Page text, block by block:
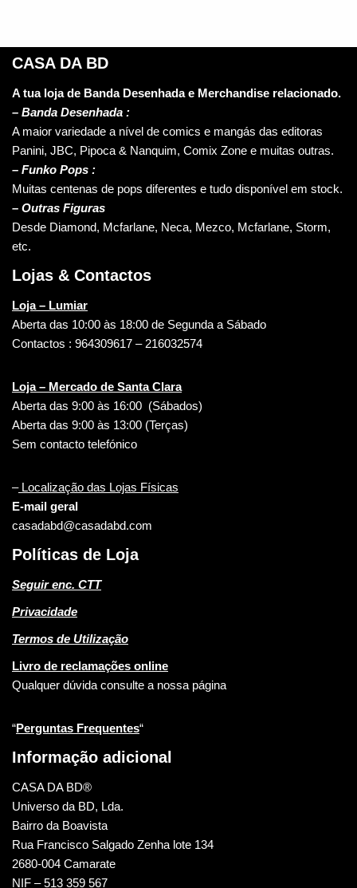
CASA DA BD
A tua loja de Banda Desenhada e Merchandise relacionado.
– Banda Desenhada :
A maior variedade a nível de comics e mangás das editoras
Panini, JBC, Pipoca & Nanquim, Comix Zone e muitas outras.
– Funko Pops :
Muitas centenas de pops diferentes e tudo disponível em stock.
– Outras Figuras
Desde Diamond, Mcfarlane, Neca, Mezco, Mcfarlane, Storm,
etc.
Lojas & Contactos
Loja – Lumiar
Aberta das 10:00 às 18:00 de Segunda a Sábado
Contactos : 964309617 – 216032574
Loja – Mercado de Santa Clara
Aberta das 9:00 às 16:00 (Sábados)
Aberta das 9:00 às 13:00 (Terças)
Sem contacto telefónico
–Localização das Lojas Físicas
E-mail geral
casadabd@casadabd.com
Políticas de Loja
Seguir enc. CTT
Privacidade
Termos de Utilização
Livro de reclamações online
Qualquer dúvida consulte a nossa página
“Perguntas Frequentes“
Informação adicional
CASA DA BD®
Universo da BD, Lda.
Bairro da Boavista
Rua Francisco Salgado Zenha lote 134
2680-004 Camarate
NIF – 513 359 567